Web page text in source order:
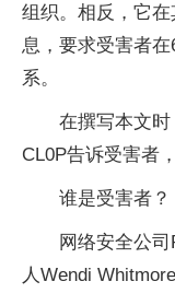
组织。相反，它
息，要求受害者
系。
在撰写本文
CL0P告诉受害者
谁是受害者？
网络安全公
人Wendi